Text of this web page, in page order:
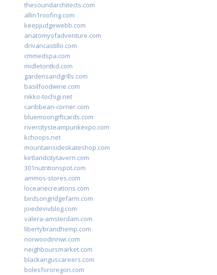
thesoundarchitects.com
allin1roofing.com
keepjudgewebb.com
anatomyofadventure.com
drivancastillo.com
cmmedspa.com
midletontkd.com
gardensandgrills.com
basilfoodwine.com
nikko-tochigi.net
caribbean-corner.com
bluemoongiftcards.com
rivercitysteampunkexpo.com
kchoops.net
mountainsideskateshop.com
kirtlandcitytavern.com
301nutritionspot.com
ammos-stores.com
loceanecreations.com
birdsongridgefarm.com
joiedevivblog.com
valera-amsterdam.com
libertybrandhemp.com
norwoodinnwi.com
neighboursmarket.com
blackanguscareers.com
bolesfororegon.com